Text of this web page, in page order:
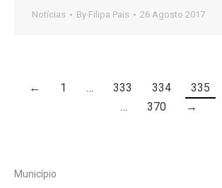
Notícias By Filipa Pais 26 Agosto 2017
← 1 … 333 334 335
…
370 →
Município